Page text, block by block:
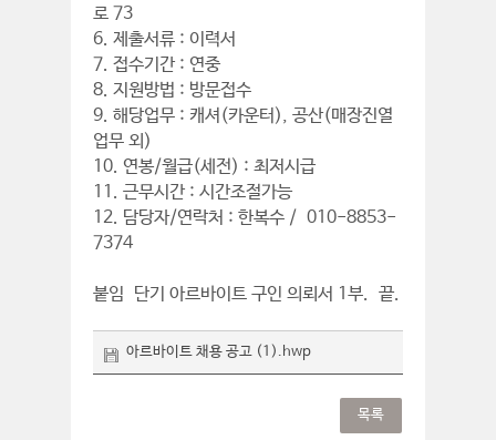
로 73
6. 제출서류 : 이력서
7. 접수기간 : 연중
8. 지원방법 : 방문접수
9. 해당업무 : 캐셔(카운터), 공산(매장진열
업무 외)
10. 연봉/월급(세전) : 최저시급
11. 근무시간 : 시간조절가능
12. 담당자/연락처 : 한복수 / 010-8853-
7374
붙임 단기 아르바이트 구인 의뢰서 1부. 끝.
아르바이트 채용 공고 (1).hwp
목록